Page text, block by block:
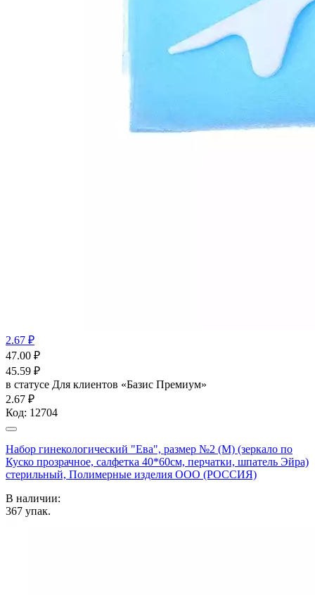
2.67 ₽
47.00 ₽
45.59 ₽
в статусе Для клиентов «Базис Премиум»
2.67 ₽
Код: 12704
Набор гинекологический "Ева", размер №2 (М) (зеркало по
Куско прозрачное, салфетка 40*60см, перчатки, шпатель Эйра)
стерильный, Полимерные изделия OOO (РОССИЯ)
В наличии:
367 упак.